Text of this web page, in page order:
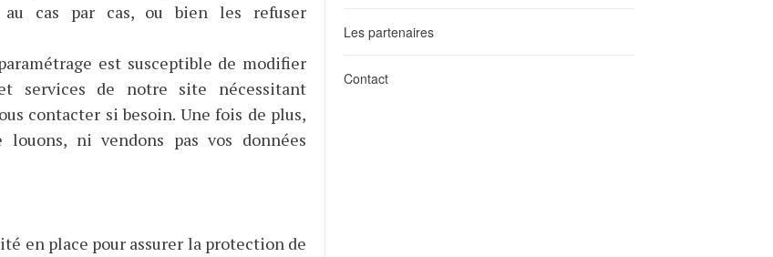
au cas par cas, ou bien les refuser
est susceptible de modifier
services de notre site nécessitant
contacter si besoin. Une fois de plus,
ni vendons pas vos données
en place pour assurer la protection de
Les partenaires
Contact